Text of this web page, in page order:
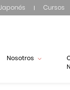
Cursos
Nosotros